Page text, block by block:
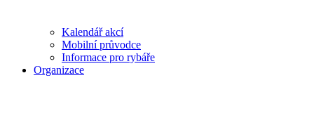
Kalendář akcí
Mobilní průvodce
Informace pro rybáře
Organizace